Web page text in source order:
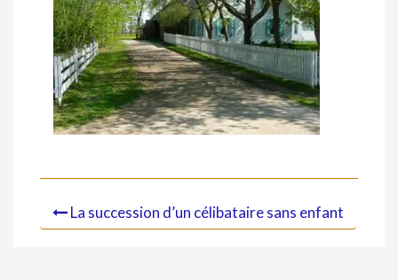
La succession d’un célibataire sans enfant